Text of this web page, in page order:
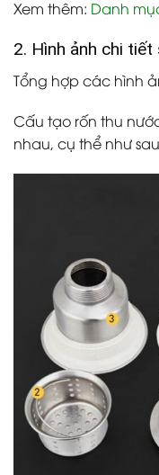
Xem thêm: Danh
2. Hình ảnh chi tiết
Tổng hợp các hình
Cấu tạo rốn thu
nhau, cụ thể như